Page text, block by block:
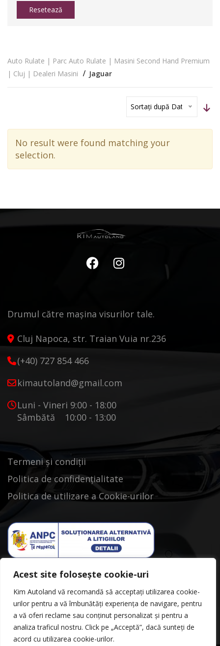
Acest site folosește cookie-uri
Kim Autoland vă recomandă să acceptați utilizarea cookie-
urilor pentru a vă îmbunătăți experiența de navigare, pentru
a vă oferi reclame sau conținut personalizat și pentru a
analiza traficul nostru. Click pe „Acceptă”, dacă sunteți de
acord cu utilizarea cookie-urilor.
Resetează
Auto Rulate | Parc Auto Rulate | Masini Second Hand Premium
| Cluj | Dealeri Masini
Jaguar
Sortați după Dată
No result were found matching your
selection.
Drumul către mașina visurilor tale.
Cluj Napoca, str. Traian Vuia nr.236
(+40) 727 854 466
kimautoland@gmail.com
Luni - Vineri 9:00 - 18:00
Sâmbătă 10:00 - 13:00
Termeni și condiții
Politica de confidențialitate
Politica de utilizare a Cookie-urilor